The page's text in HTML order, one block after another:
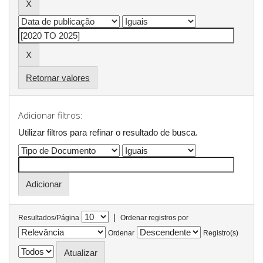
Retornar valores
Adicionar filtros:
Utilizar filtros para refinar o resultado de busca.
Resultados/Página |
Ordenar registros por
Ordenar
Registro(s)